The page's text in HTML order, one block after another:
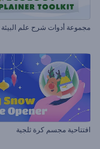
مجموعة أدوات شرح علم البيئة
افتتاحية مجسم كرة ثلجية